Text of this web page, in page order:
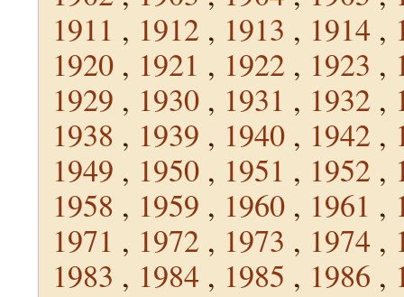
1911 , 1912 , 1913 , 1914 ,
1920 , 1921 , 1922 , 1923 ,
1929 , 1930 , 1931 , 1932 ,
1938 , 1939 , 1940 , 1942 ,
1949 , 1950 , 1951 , 1952 ,
1958 , 1959 , 1960 , 1961 ,
1971 , 1972 , 1973 , 1974 ,
1983 , 1984 , 1985 , 1986 ,